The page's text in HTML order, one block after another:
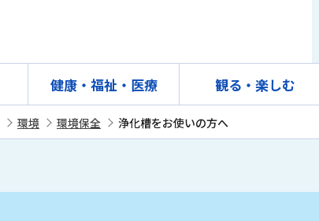
健康・福祉・医療 観る・楽しむ
環境 環境保全 浄化槽をお使いの方へ